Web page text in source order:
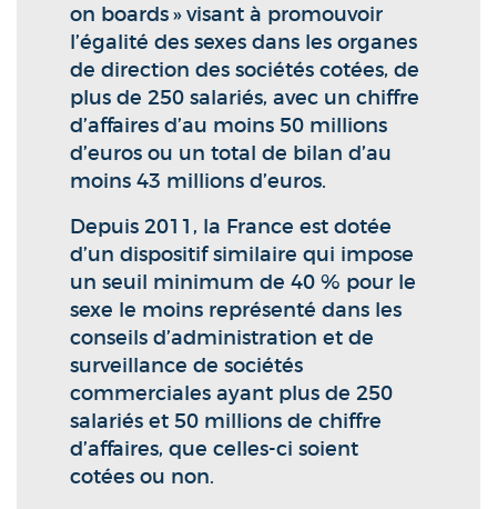
on boards » visant à promouvoir
l’égalité des sexes dans les organes
de direction des sociétés cotées, de
plus de 250 salariés, avec un chiffre
d’affaires d’au moins 50 millions
d’euros ou un total de bilan d’au
moins 43 millions d’euros.
Depuis 2011, la France est dotée
d’un dispositif similaire qui impose
un seuil minimum de 40 % pour le
sexe le moins représenté dans les
conseils d’administration et de
surveillance de sociétés
commerciales ayant plus de 250
salariés et 50 millions de chiffre
d’affaires, que celles-ci soient
cotées ou non.